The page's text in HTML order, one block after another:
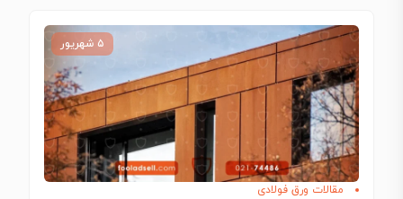
۵ شهریور
مقالات ورق فولادی